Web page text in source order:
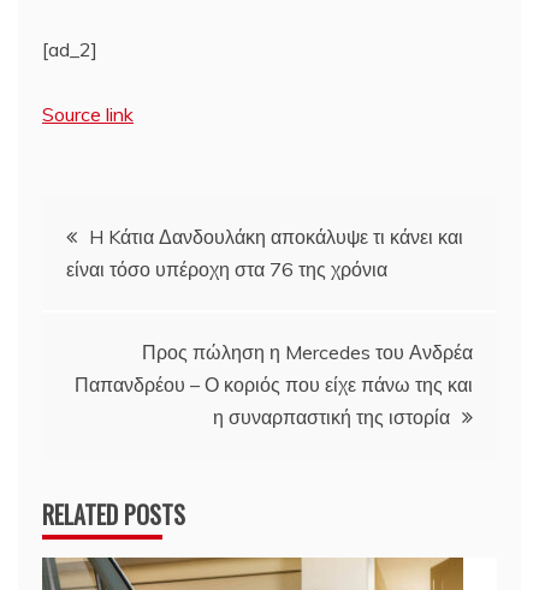
[ad_2]
Source link
Πλοήγηση
άρθρων
H Kάτια Δανδουλάκη αποκάλυψε τι κάνει και
είναι τόσο υπέροχη στα 76 της χρόνια
Προς πώληση η Mercedes του Ανδρέα
Παπανδρέου – Ο κοριός που είχε πάνω της και
η συναρπαστική της ιστορία
RELATED POSTS